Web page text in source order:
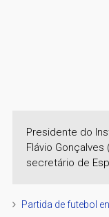
Presidente do
Flávio Gonçalves
secretário de
Partida de futebol